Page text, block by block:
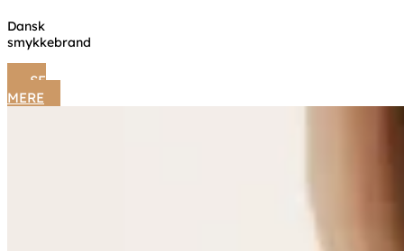
Dansk
smykkebrand
SE
MERE